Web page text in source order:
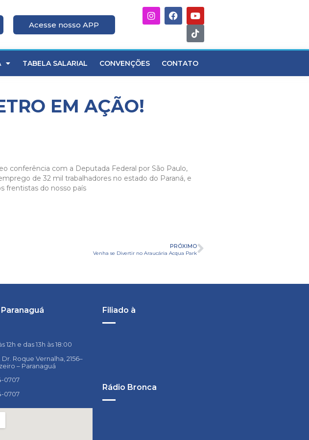
Acesse nosso APP
TABELA SALARIAL CONVENÇÕES CONTATO
EM AÇÃO!
conferência com a Deputada Federal por São Paulo,
de 32 mil trabalhadores no estado do Paraná, e
frentistas do nosso país
PRÓXIMO
Venha se Divertir no Araucária Acqua Park
12h e das 13h às 18:00
Dr. Roque Vernalha, 2156–
– Paranaguá
0707
0707
Filiado à
Rádio Bronca